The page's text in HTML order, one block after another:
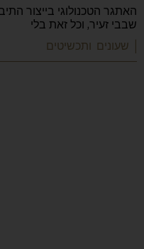
האתגר הטכנולוגי בייצור
שבבי זעיר, וכל זאת בלי
| שעונים ותכשיטים